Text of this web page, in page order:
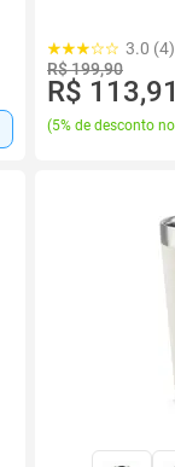
3.0 (4)
R$ 199,90
R$ 113,91
(5% de desconto